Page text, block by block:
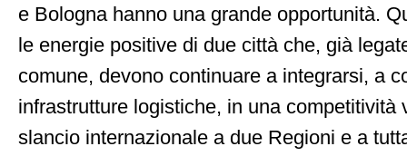
e Bologna hanno una grande opportunità.
le energie positive di due città che, già
comune, devono continuare a integrarsi, a
infrastrutture logistiche, in una competitività
slancio internazionale a due Regioni e a